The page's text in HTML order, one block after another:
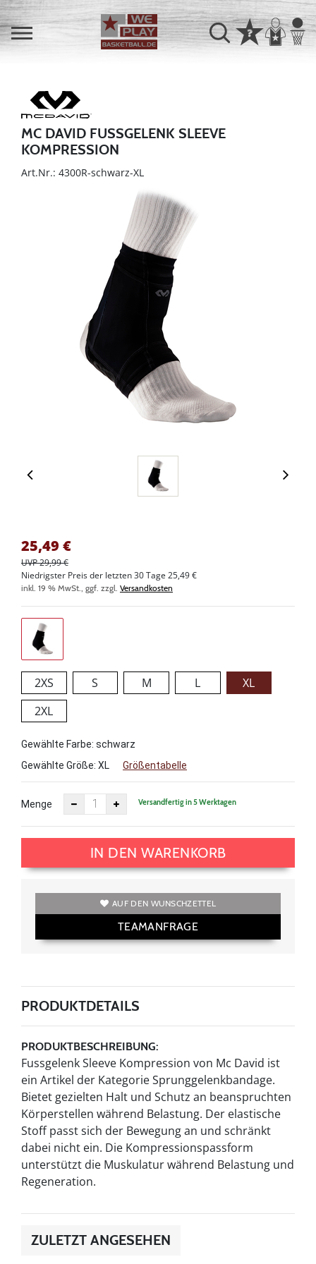
MC DAVID FUSSGELENK SLEEVE
KOMPRESSION
Art.Nr.: 4300R-schwarz-XL
25,49 €
UVP 29,99 €
Niedrigster Preis der letzten 30 Tage 25,49 €
inkl. 19 % MwSt., ggf. zzgl. Versandkosten
2XS S M L
XL
2XL
Gewählte Farbe: schwarz
Gewählte Größe: XL Größentabelle
Menge Versandfertig in 5 Werktagen
IN DEN WARENKORB
AUF DEN WUNSCHZETTEL
TEAMANFRAGE
PRODUKTDETAILS
PRODUKTBESCHREIBUNG:
Fussgelenk Sleeve Kompression von Mc David ist
ein Artikel der Kategorie Sprunggelenkbandage.
Bietet gezielten Halt und Schutz an beanspruchten
Körperstellen während Belastung. Der elastische
Stoff passt sich der Bewegung an und schränkt
dabei nicht ein. Die Kompressionspassform
unterstützt die Muskulatur während Belastung und
Regeneration.
ZULETZT ANGESEHEN